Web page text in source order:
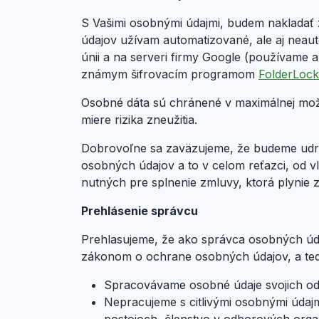
S Vašimi osobnými údajmi, budem
údajov užívam automatizované, ale aj
únii a na serveri firmy Google (používame
známym šifrovacím programom FolderLock
Osobné dáta sú chránené v maximálnej
miere rizika zneužitia.
Dobrovoľne sa zaväzujeme, že budeme
osobných údajov a to v celom reťazci, od
nutných pre splnenie zmluvy, ktorá plynie
Prehlásenie správcu
Prehlasujeme, že ako správca osobných
zákonom o ochrane osobných údajov, a
Spracovávame osobné údaje svojich
Nepracujeme s citlivými osobnými